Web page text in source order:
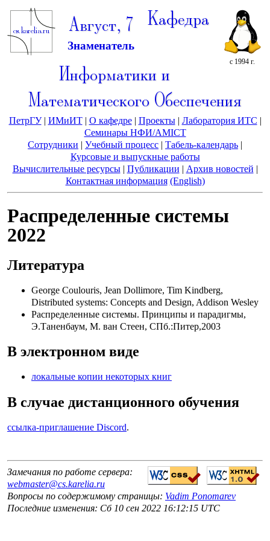
Август, 7
Знаменатель
с 1994 г.
Кафедра
Информатики и
Математического Обеспечения
ПетрГУ| ИМиИТ| О кафедре| Проекты| Лаборатория ИТС |
Семинары НФИ/AMICT
Сотрудники | Учебный процесс | Табель-календарь |
Курсовые и выпускные работы
Вычислительные ресурсы| Публикации | Архив новостей |
Контактная информация (English)
Распределенные системы
2022
Литература
George Coulouris, Jean Dollimore, Tim Kindberg,
Distributed systems: Concepts and Design, Addison Wesley
Распределенные системы. Принципы и парадигмы,
Э.Таненбаум, М. ван Стеен, СПб.:Питер,2003
В электронном виде
локальные копии некоторых книг
В случае дистанционного обучения
ссылка-приглашение Discord.
Замечания по работе сервера:
webmaster@cs.karelia.ru
Вопросы по содержимому страницы: Vadim Ponomarev
Последние изменения: Сб 10 сен 2022 16:12:15 UTC